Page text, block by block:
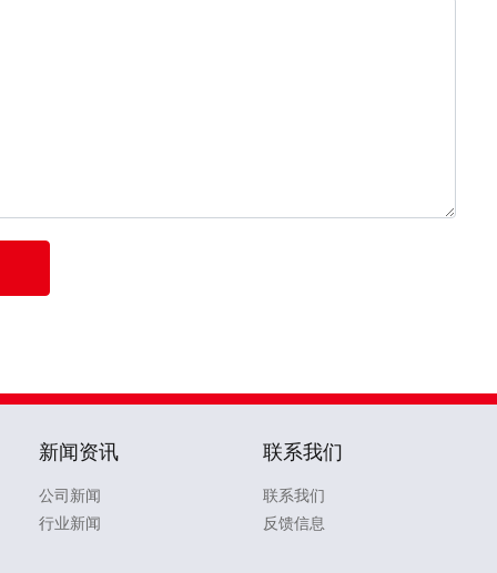
新闻资讯
公司新闻
行业新闻
联系我们
联系我们
反馈信息